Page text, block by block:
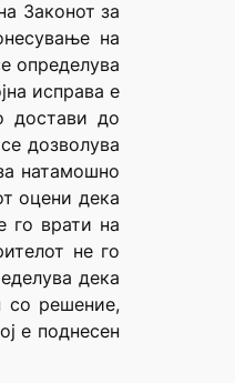
Законот за
на
определува
исправа е
достави до
дозволува
натамошно
оцени дека
го врати на
не го
дека
со решение,
е поднесен